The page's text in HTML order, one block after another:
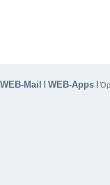
WEB-Mail | WEB-Apps |